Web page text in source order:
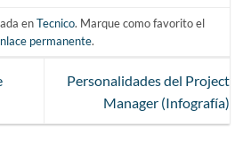
enTecnico. Marque como favorito el
permanente.
Personalidades del Project
Manager (Infografía)